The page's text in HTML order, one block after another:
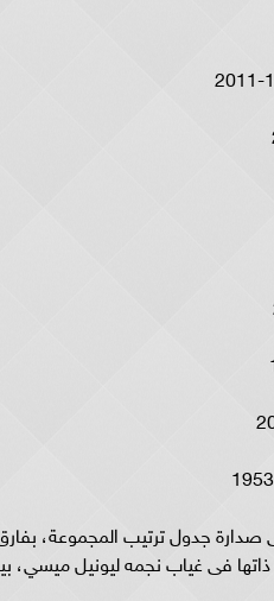
رفع منتخب البرازيل رصيده إلى النقطة 6 فى صدارة جدول
ذاتها فى غياب نجمه ليونيل